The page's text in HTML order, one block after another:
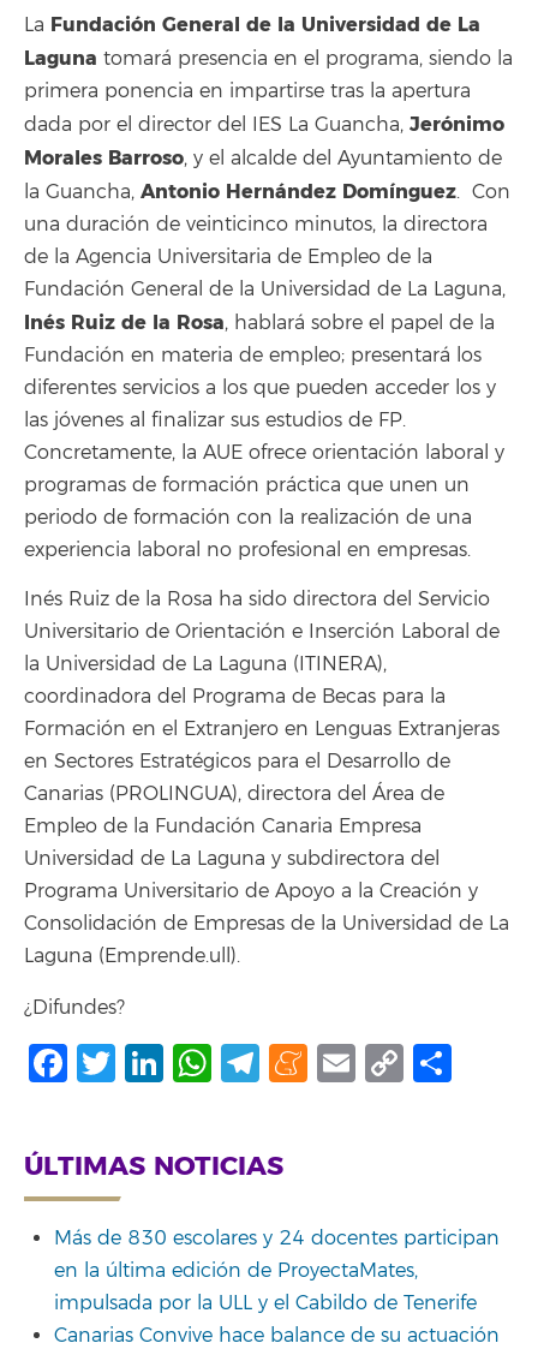
La Fundación General de la Universidad de La
Laguna tomará presencia en el programa, siendo la
primera ponencia en impartirse tras la apertura
dada por el director del IES La Guancha, Jerónimo
Morales Barroso, y el alcalde del Ayuntamiento de
la Guancha, Antonio Hernández Domínguez. Con
una duración de veinticinco minutos, la directora
de la Agencia Universitaria de Empleo de la
Fundación General de la Universidad de La Laguna,
Inés Ruiz de la Rosa, hablará sobre el papel de la
Fundación en materia de empleo; presentará los
diferentes servicios a los que pueden acceder los y
las jóvenes al finalizar sus estudios de FP.
Concretamente, la AUE ofrece orientación laboral y
programas de formación práctica que unen un
periodo de formación con la realización de una
experiencia laboral no profesional en empresas.
Inés Ruiz de la Rosa ha sido directora del Servicio
Universitario de Orientación e Inserción Laboral de
la Universidad de La Laguna (ITINERA),
coordinadora del Programa de Becas para la
Formación en el Extranjero en Lenguas Extranjeras
en Sectores Estratégicos para el Desarrollo de
Canarias (PROLINGUA), directora del Área de
Empleo de la Fundación Canaria Empresa
Universidad de La Laguna y subdirectora del
Programa Universitario de Apoyo a la Creación y
Consolidación de Empresas de la Universidad de La
Laguna (Emprende.ull).
¿Difundes?
Facebook
Twitter
LinkedIn
WhatsApp
Telegram
Meneame
Email
Copy
ÚLTIMAS NOTICIAS
Más de 830 escolares y 24 docentes participan
en la última edición de ProyectaMates,
impulsada por la ULL y el Cabildo de Tenerife
Canarias Convive hace balance de su actuación